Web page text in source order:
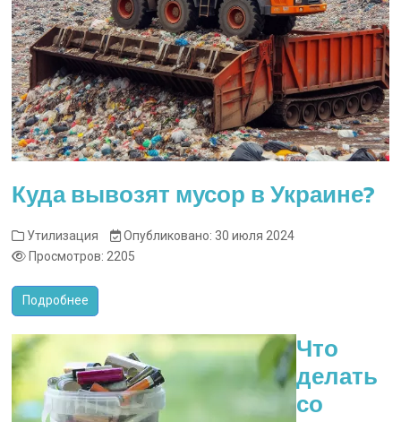
Куда вывозят мусор в Украине?
Утилизация
Опубликовано: 30 июля 2024
Просмотров: 2205
Подробнее
Что
делать
со